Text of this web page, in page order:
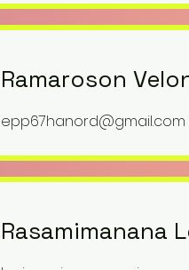
Ramaroson
epp67hanord@gmail.com
Rasamimanana